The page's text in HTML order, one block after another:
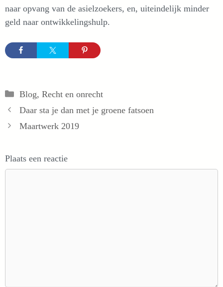
naar opvang van de asielzoekers, en, uiteindelijk minder
geld naar ontwikkelingshulp.
Categorieën
Blog, Recht en onrecht
Daar sta je dan met je groene fatsoen
Maartwerk 2019
Plaats een reactie